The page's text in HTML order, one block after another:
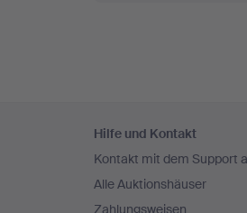
Navigation
Hilfe und Kontakt
Kontakt mit dem Support
Alle Auktionshäuser
Zahlungsweisen